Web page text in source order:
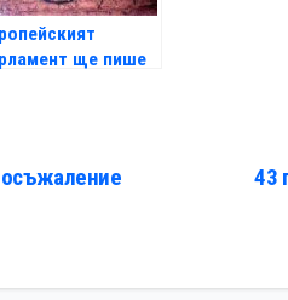
ще пише
43